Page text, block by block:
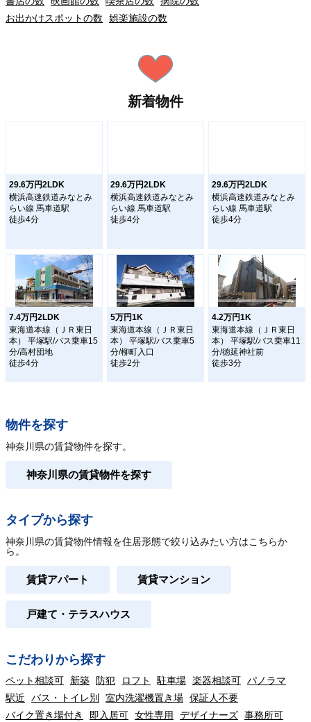
お出かけスポットの数
娯楽施設の数
新着物件
29.6万円2LDK
横浜高速鉄道みなとみ
らい線 馬車道駅
徒歩4分
29.6万円2LDK
横浜高速鉄道みなとみ
らい線 馬車道駅
徒歩4分
29.6万円2LDK
横浜高速鉄道みなとみ
らい線 馬車道駅
徒歩4分
7.4万円2LDK
東海道本線（ＪＲ東日
本） 平塚駅/バス乗車15
分/高村団地
徒歩4分
5万円1K
東海道本線（ＪＲ東日
本） 平塚駅/バス乗車5
分/柳町入口
徒歩2分
4.2万円1K
東海道本線（ＪＲ東日
本） 平塚駅/バス乗車11
分/徳延神社前
徒歩3分
物件を探す
神奈川県の賃貸物件を探す。
神奈川県の賃貸物件を探す
タイプから探す
神奈川県の賃貸物件情報を住居形態で絞り込みたい方はこちらか
ら。
賃貸アパート 賃貸マンション
戸建て・テラスハウス
こだわりから探す
ペット相談可 新築 防犯 ロフト 駐車場 楽器相談可 パノラマ
駅近
バス・トイレ別 室内洗濯機置き場 保証人不要
バイク置き場付き
即入居可 女性専用 デザイナーズ 事務所可